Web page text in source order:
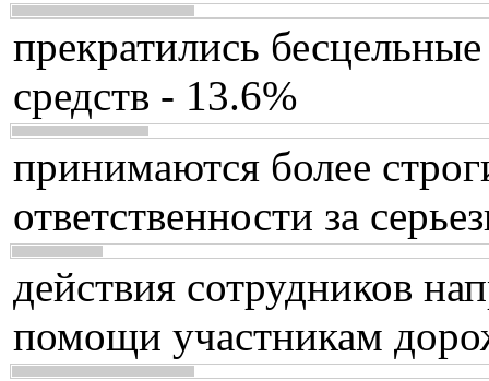
прекратились
средств - 13.6%
принимаются более
ответственности за
действия сотрудников
помощи участникам